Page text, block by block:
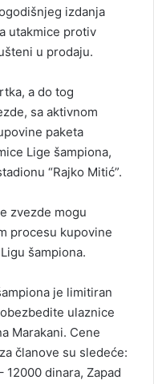
izdanja
utakmice protiv
u prodaju.
a do tog
sa aktivnom
paketa
Lige šampiona,
“Rajko Mitić”.
zvezde mogu
procesu kupovine
šampiona.
je limitiran
ulaznice
Marakani. Cene
članove su sledeće:
12000 dinara, Zapad